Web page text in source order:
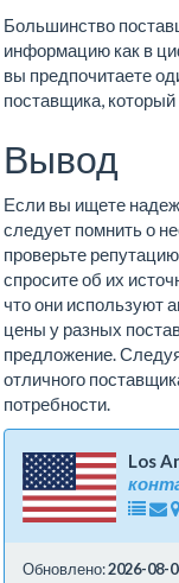
Большинство
информацию как в
вы предпочитаете
поставщика,
Вывод
Если вы ищете
следует помнить о
проверьте
спросите об их
что они используют
цены у разных
предложение.
отличного
потребности.
Los
Обновлено:2026-08-